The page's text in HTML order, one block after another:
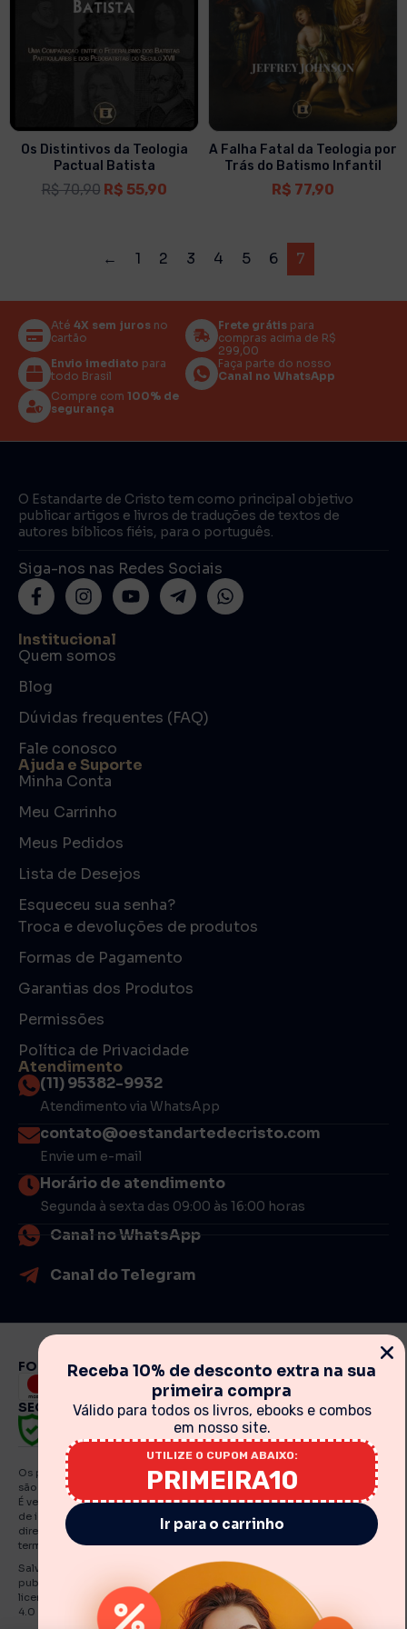
Os Distintivos da Teologia
Pactual Batista
R$70,90 R$ 55,90
A Falha Fatal da Teologia por
Trás do Batismo Infantil
R$ 77,90
← 1 2 3 4 5 6 7
Até 4X sem juros no
cartão
Frete grátis para
compras acima de R$
299,00
Envio imediato para
todo Brasil
Faça parte do nosso
Canal no WhatsApp
Compre com 100% de
segurança
O Estandarte de Cristo tem como principal objetivo
publicar artigos e livros de traduções de textos de
autores bíblicos fiéis, para o português.
Siga-nos nas Redes Sociais
Institucional
Quem somos
Blog
Dúvidas frequentes (FAQ)
Fale conosco
Ajuda e Suporte
Minha Conta
Meu Carrinho
Meus Pedidos
Lista de Desejos
Esqueceu sua senha?
Troca e devoluções de produtos
Formas de Pagamento
Garantias dos Produtos
Permissões
Política de Privacidade
Atendimento
(11) 95382-9932
Atendimento via WhatsApp
contato@oestandartedecristo.com
Envie um e-mail
Horário de atendimento
Segunda à sexta das 09:00 às 16:00 horas
Canal no WhatsApp
Canal do Telegram
FORMAS DE PAGAMENTO
SEGURANÇA
Os preços, promoções, condições de pagamento, frete e produtos
são válidos exclusivamente para compras realizadas via internet.
É vedada qualquer reprodução, total ou parcial, de qualquer elemento
de identidade, sem expressa autorização. A violação de qualquer
direito mencionado implicará na responsabilização cível e criminal nos
termos da Lei. Fotos meramente ilustrativas.
Salvo indicações em contrário, os e Books e artigos traduzidos e
publicados por O Estandarte de Cristo estão licenciadas de uma
licença Creative Commons Attribution-NonCommercial-No Derivatives
4.0 International Public.
Receba 10% de desconto extra na sua
primeira compra
Válido para todos os livros, ebooks e combos
em nosso site.
UTILIZE O CUPOM ABAIXO:
PRIMEIRA10
Ir para o carrinho